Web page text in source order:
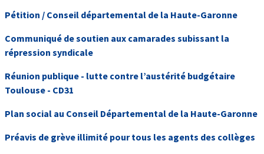
Pétition / Conseil départemental de la Haute-Garonne
Communiqué de soutien aux camarades subissant la
répression syndicale
Réunion publique - lutte contre l’austérité budgétaire
Toulouse - CD31
Plan social au Conseil Départemental de la Haute-Garonne
Préavis de grève illimité pour tous les agents des collèges